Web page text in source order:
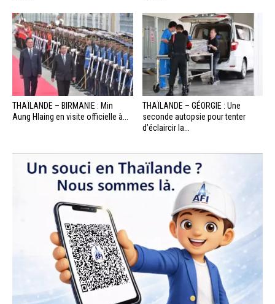
THAÏLANDE – BIRMANIE : Min
Aung Hlaing en visite officielle à...
THAÏLANDE – GÉORGIE : Une
seconde autopsie pour tenter
d’éclaircir la...